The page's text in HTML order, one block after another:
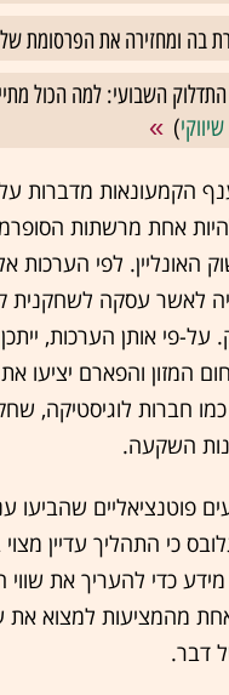
בה ומחזירה את הפרסומת
השבועי: למה הכול
)
הקמעונאות מדברות
אחת מרשתות
האונליין. לפי הערכות
לאשר עסקה לשחקנית
על-פי אותן הערכות,
המזון והפארם יציעו
חברות לוגיסטיקה,
השקעה.
פוטנציאליים שהביעו
כי התהליך עדיין
מידע כדי להעריך את
מהמציעות למצוא את
דבר.